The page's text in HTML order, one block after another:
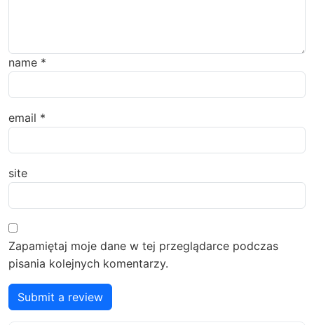
name *
email *
site
Zapamiętaj moje dane w tej przeglądarce podczas
pisania kolejnych komentarzy.
Submit a review